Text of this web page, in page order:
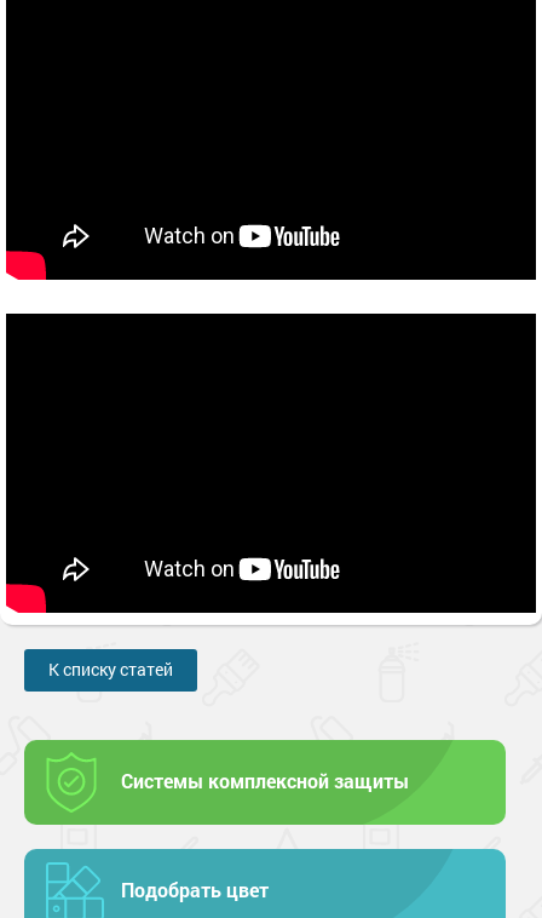
К списку статей
Системы комплексной защиты
Подобрать цвет